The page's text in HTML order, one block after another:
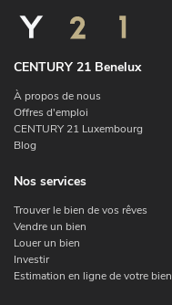
CENTURY 21 Benelux
À propos de nous
Offres d'emploi
CENTURY 21 Luxembourg
Blog
Nos services
Trouver le bien de vos rêves
Vendre un bien
Louer un bien
Investir
Estimation en ligne de votre bien